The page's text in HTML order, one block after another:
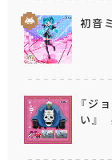
初音
『ジ
い』